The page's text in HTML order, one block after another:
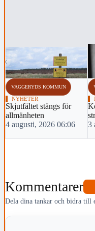
‹
VAGGERYDS KOMMUN
NYHETER
Skjutfältet stängs för
allmänheten
4 augusti, 2026 06:06
3
Kommentarer
Dela dina tankar och bidra till